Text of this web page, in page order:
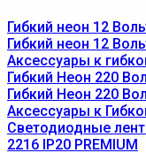
Гибкий неон 12
Гибкий неон 12
Аксессуары к
Гибкий Неон 220
Гибкий Неон 220
Аксессуары к
Светодиодные
2216 IP20 PREMIUM